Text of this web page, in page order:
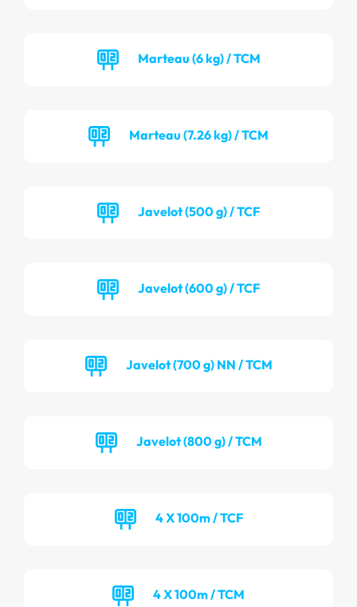
Marteau (6 kg) / TCM
Marteau (7.26 kg) / TCM
Javelot (500 g) / TCF
Javelot (600 g) / TCF
Javelot (700 g) NN / TCM
Javelot (800 g) / TCM
4 X 100m / TCF
4 X 100m / TCM